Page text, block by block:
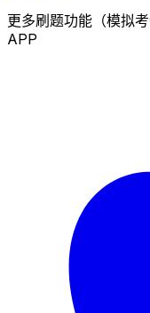
更多刷题功能（模拟
APP